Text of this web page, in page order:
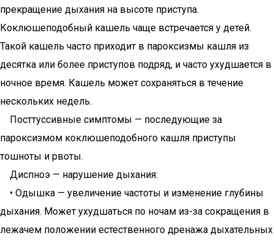
прекращение дыхания на высоте приступа.
Коклюшеподобный кашель чаще встречается у детей.
Такой кашель часто приходит в пароксизмы кашля из
десятка или более приступов подряд, и часто ухудшается в
ночное время. Кашель может сохраняться в течение
нескольких недель.
Посттуссивные симптомы — последующие за
пароксизмом коклюшеподобного кашля приступы
тошноты и рвоты.
Диспноэ — нарушение дыхания:
• Одышка — увеличение частоты и изменение глубины
дыхания. Может ухудшаться по ночам из-за сокращения в
лежачем положении естественного дренажа дыхательных